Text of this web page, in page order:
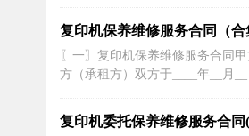
志，空负七尺躯，暂上凌烟阁，击
青云之志，穷且益坚；扬帆起航，
百日誓师播撒希望种子，青春六
7、不做地下虫，班级云中龙。8、
复印机保养维修服务合同（合
〖一〗复印机保养维修服务合同
方（承租方）双方于____年__月
将_____复印机___台出租给乙方使
年（从___年___月___日至___年
复印机委托保养维修服务合同